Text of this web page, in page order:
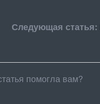
Следующая статья:
помогла вам?